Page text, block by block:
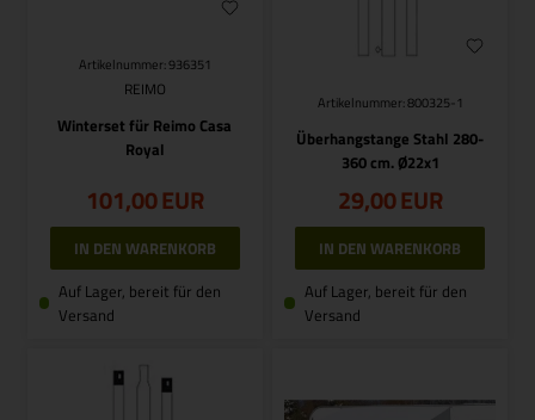
Artikelnummer: 936351
REIMO
Winterset für Reimo Casa
Royal
101,00EUR
Auf Lager, bereit für den
Versand
Artikelnummer: 800325-1
Überhangstange Stahl 280-
360 cm. Ø22x1
29,00EUR
Auf Lager, bereit für den
Versand